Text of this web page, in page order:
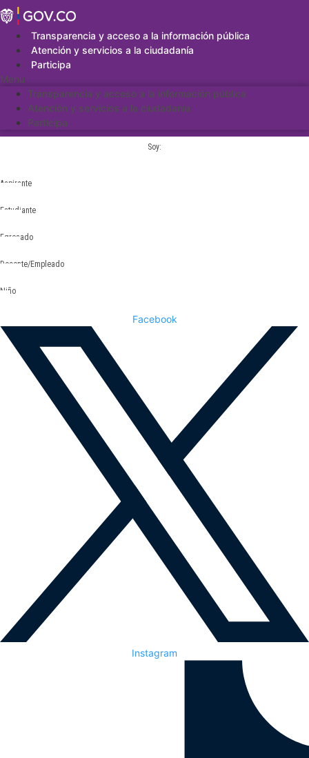
Saltar
al
contenidoTransparencia y acceso a la información pública
Atención y servicios a la ciudadanía
Participa
Menu
Transparencia y acceso a la información pública
Atención y servicios a la ciudadanía
Participa
Soy:
Aspirante
Estudiante
Egresado
Docente/Empleado
Niño
Facebook
Instagram